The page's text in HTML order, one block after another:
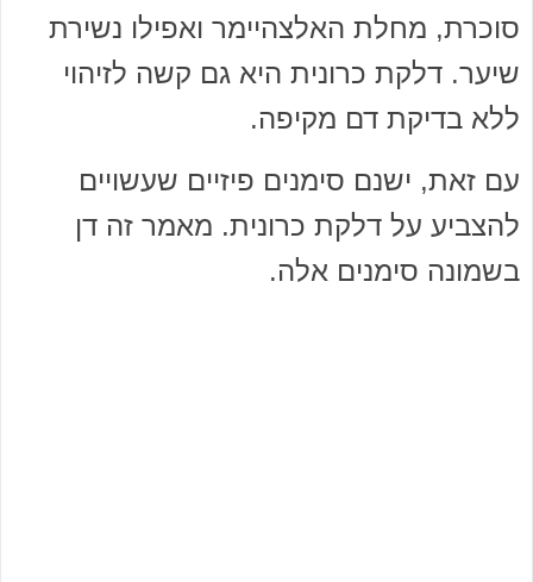
סוכרת, מחלת האלצהיימר ואפילו נשירת
שיער. דלקת כרונית היא גם קשה לזיהוי
ללא בדיקת דם מקיפה.
עם זאת, ישנם סימנים פיזיים שעשויים
להצביע על דלקת כרונית. מאמר זה דן
בשמונה סימנים אלה.